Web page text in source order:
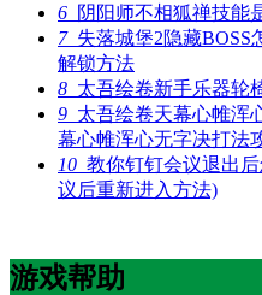
6 阴阳师不相狐禅技能
7失落城堡2隐藏BOSS
解锁方法
8 太吾绘卷新手乐器轮
9 太吾绘卷天幕心帷浑
幕心帷浑心无字决打法
10 教你钉钉会议退出
议后重新进入方法)
游戏帮助